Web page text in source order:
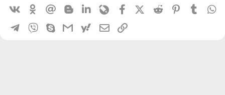
VkontakteOdnoklassniki
Mail.ru BloggerLinkedin
LivejournalFacebookX (Twitter)
Reddit PinterestTumblr
Telegram
Viber SkypeGmailyahoomailЭлектронная почта